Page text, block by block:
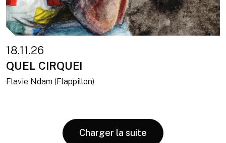
18.11.26
QUEL CIRQUE!
Flavie Ndam (Flappillon)
Charger la suite